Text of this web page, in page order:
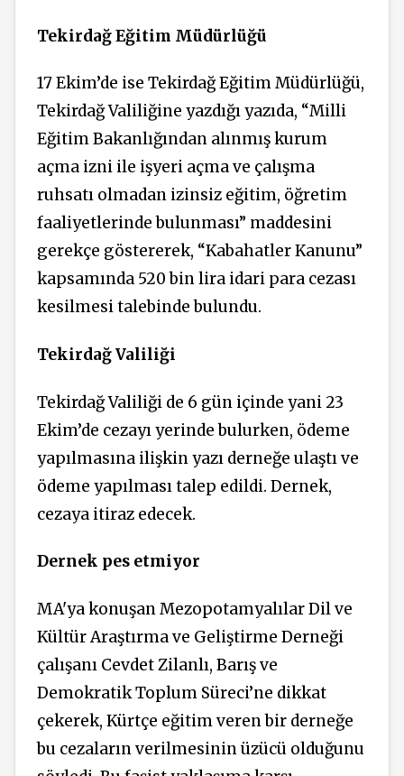
Tekirdağ Eğitim Müdürlüğü
17 Ekim’de ise Tekirdağ Eğitim Müdürlüğü,
Tekirdağ Valiliğine yazdığı yazıda, “Milli
Eğitim Bakanlığından alınmış kurum
açma izni ile işyeri açma ve çalışma
ruhsatı olmadan izinsiz eğitim, öğretim
faaliyetlerinde bulunması” maddesini
gerekçe göstererek, “Kabahatler Kanunu”
kapsamında 520 bin lira idari para cezası
kesilmesi talebinde bulundu.
Tekirdağ Valiliği
Tekirdağ Valiliği de 6 gün içinde yani 23
Ekim’de cezayı yerinde bulurken, ödeme
yapılmasına ilişkin yazı derneğe ulaştı ve
ödeme yapılması talep edildi. Dernek,
cezaya itiraz edecek.
Dernek pes etmiyor
MA'ya konuşan Mezopotamyalılar Dil ve
Kültür Araştırma ve Geliştirme Derneği
çalışanı Cevdet Zilanlı, Barış ve
Demokratik Toplum Süreci’ne dikkat
çekerek, Kürtçe eğitim veren bir derneğe
bu cezaların verilmesinin üzücü olduğunu